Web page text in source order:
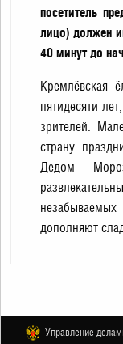
посетитель
лицо) должен
40 минут до
Кремлёвская
пятидесяти
зрителей.
страну
Дедом
дополняют
Управление